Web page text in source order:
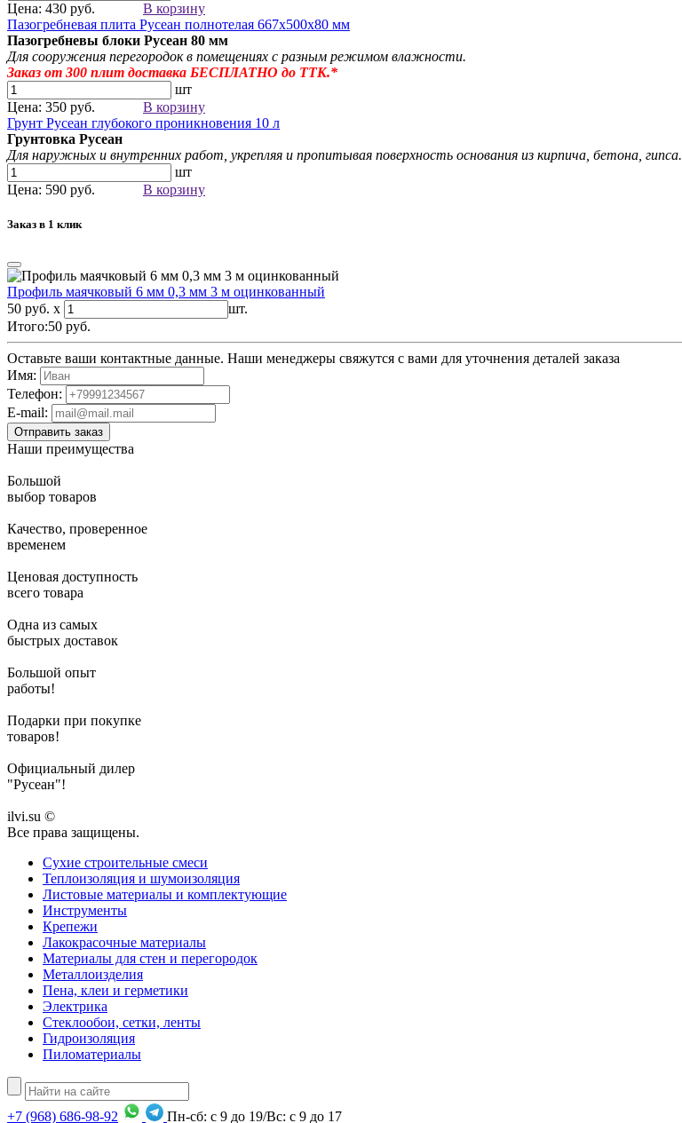
Цена: 430 руб.
В корзину
Пазогребневая плита Русеан полнотелая 667х500х80 мм
Пазогребневы блоки Русеан 80 мм
Для сооружения перегородок в помещениях с разным режимом влажности.
Заказ от 300 плит доставка БЕСПЛАТНО до ТТК.*
шт
Цена: 350 руб.
В корзину
Грунт Русеан глубокого проникновения 10 л
Грунтовка Русеан
Для наружных и внутренних работ, укрепляя и пропитывая поверхность основания из кирпича, бетона, гипса.
шт
Цена: 590 руб.
В корзину
Заказ в 1 клик
Профиль маячковый 6 мм 0,3 мм 3 м оцинкованный
50 руб. x
шт.
Итого:50 руб.
Оставьте ваши контактные данные. Наши менеджеры свяжутся с вами для уточнения деталей заказа
Имя:
Телефон:
E-mail:
Наши преимущества
Большой
выбор товаров
Качество, проверенное
временем
Ценовая доступность
всего товара
Одна из самых
быстрых доставок
Большой опыт
работы!
Подарки при покупке
товаров!
Официальный дилер
"Русеан"!
ilvi.su ©
Все права защищены.
Сухие строительные смеси
Теплоизоляция и шумоизоляция
Листовые материалы и комплектующие
Инструменты
Крепежи
Лакокрасочные материалы
Материалы для стен и перегородок
Металлоизделия
Пена, клеи и герметики
Электрика
Стеклообои, сетки, ленты
Гидроизоляция
Пиломатериалы
+7 (968) 686-98-92 Пн-сб: с 9 до 19/Вс: с 9 до 17